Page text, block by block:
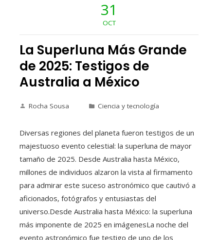
31
OCT
La Superluna Más Grande
de 2025: Testigos de
Australia a México
Rocha Sousa Ciencia y tecnología
Diversas regiones del planeta fueron testigos de un
majestuoso evento celestial: la superluna de mayor
tamaño de 2025. Desde Australia hasta México,
millones de individuos alzaron la vista al firmamento
para admirar este suceso astronómico que cautivó a
aficionados, fotógrafos y entusiastas del
universo.Desde Australia hasta México: la superluna
más imponente de 2025 en imágenesLa noche del
evento astronómico fue testigo de uno de los